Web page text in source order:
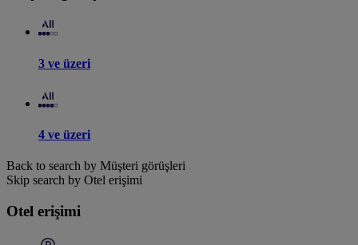
3 ve üzeri
4 ve üzeri
Back to search by Müşteri görüşleri
Skip search by Otel erişimi
Otel erişimi